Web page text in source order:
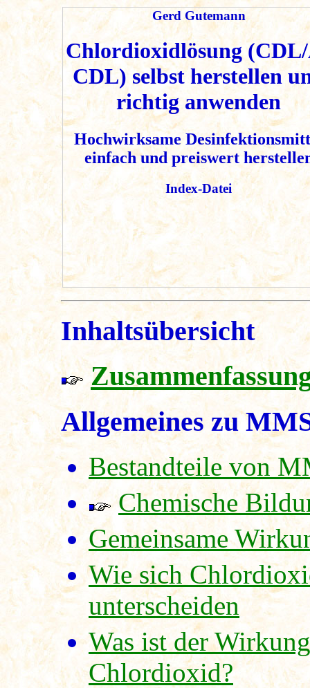
Gerd Gutemann
Chlordioxidlösung
CDL) selbst herstellen
richtig anwenden
Hochwirksame
einfach und preiswert
Index-Datei
Inhaltsübersicht
Allgemeines zu
Bestandteile von
Chemische
Gemeinsame
Wie sich
unterscheiden
Was ist der
Chlordioxid?